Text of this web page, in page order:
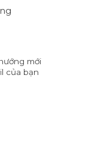
mới
của bạn